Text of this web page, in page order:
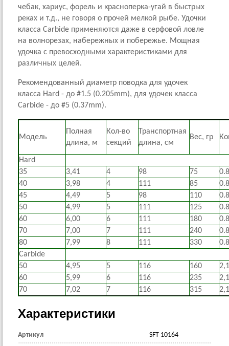
чебак, хариус, форель и красноперка-угай в быстрых
реках и т.д., не говоря о прочей мелкой рыбе. Удочки
класса Carbide применяются даже в серфовой ловле
на волнорезах, набережных и побережье. Мощная
удочка с превосходными характеристиками для
различных целей.
Рекомендованный диаметр поводка для удочек
класса Hard - до #1.5 (0.205mm), для удочек класса
Carbide - до #5 (0.37mm).
Модель
Полная
длина, м
Кол-во
секций
Транспортная
длина, см
Вес, гр
Hard
35
3,41 4 98 75
0.8
40
3,98 4 111 85
0.8
45
4,49 5 98 110
0.8
50
4,99 5 111 125
0.8
60
6,00 6 111 180
0.8
70
7,00 7 111 240
0.8
80
7,99 8 111 330
0.8
Carbide
50
4,95 5 116 160
2,1
60
5,99 6 116 235
2,1
70
7,02 7 116 315 2,1
Характеристики
Артикул SFT 10164